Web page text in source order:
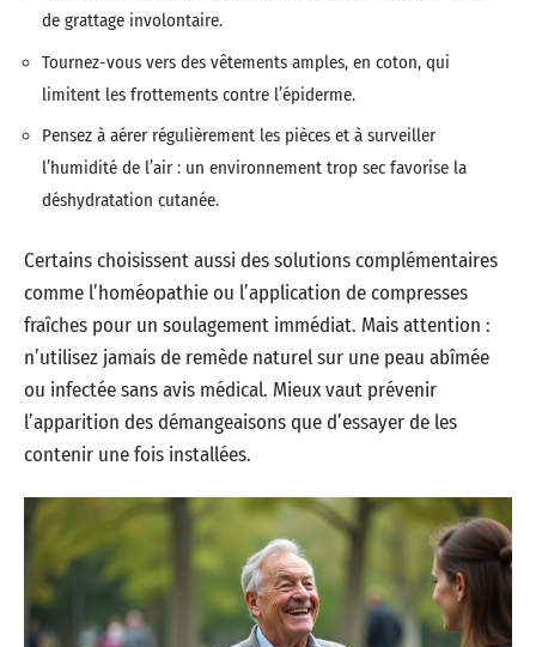
de grattage involontaire.
Tournez-vous vers des vêtements amples, en coton, qui
limitent les frottements contre l’épiderme.
Pensez à aérer régulièrement les pièces et à surveiller
l’humidité de l’air : un environnement trop sec favorise la
déshydratation cutanée.
Certains choisissent aussi des solutions complémentaires
comme l’homéopathie ou l’application de compresses
fraîches pour un soulagement immédiat. Mais attention :
n’utilisez jamais de remède naturel sur une peau abîmée
ou infectée sans avis médical. Mieux vaut prévenir
l’apparition des démangeaisons que d’essayer de les
contenir une fois installées.